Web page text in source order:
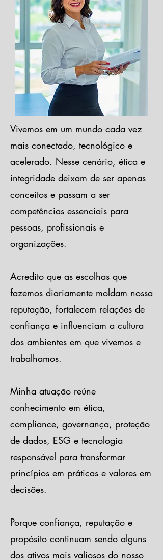
Vivemos em um mundo cada vez
mais conectado, tecnológico e
acelerado. Nesse cenário, ética e
integridade deixam de ser apenas
conceitos e passam a ser
competências essenciais para
pessoas, profissionais e
organizações.
Acredito que as escolhas que
fazemos diariamente moldam nossa
reputação, fortalecem relações de
confiança e influenciam a cultura
dos ambientes em que vivemos e
trabalhamos.
Minha atuação reúne
conhecimento em ética,
compliance, governança, proteção
de dados, ESG e tecnologia
responsável para transformar
princípios em práticas e valores em
decisões.
Porque confiança, reputação e
propósito continuam sendo alguns
dos ativos mais valiosos do nosso